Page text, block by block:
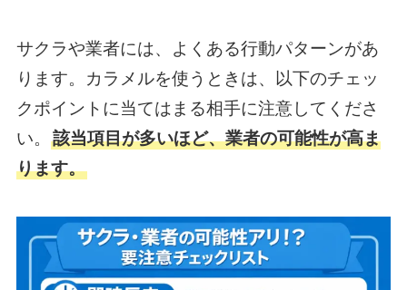
サクラや業者には、よくある行動パターンがあ
ります。カラメルを使うときは、以下のチェッ
クポイントに当てはまる相手に注意してくださ
い。 該当項目が多いほど、業者の可能性が高ま
ります。